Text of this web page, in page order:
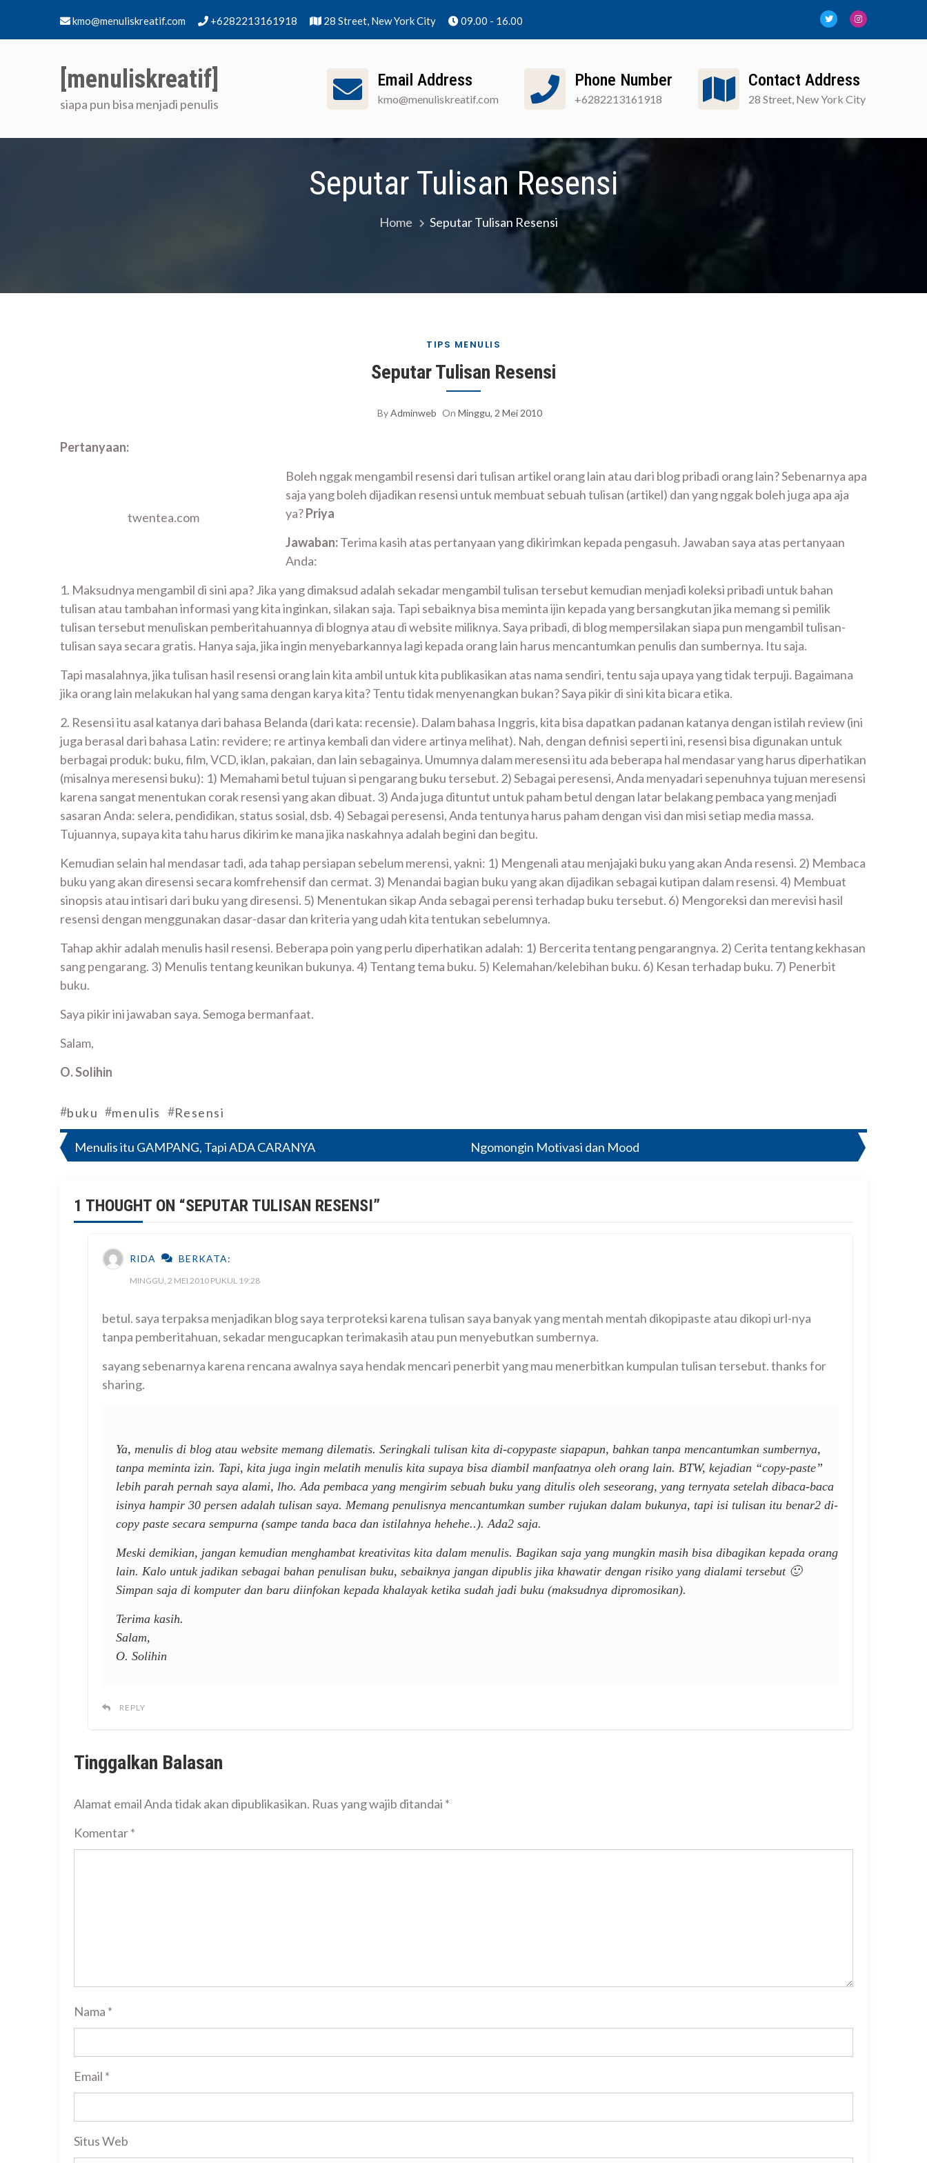
kmo@menuliskreatif.com +6282213161918 28 Street, New York City 09.00 - 16.00
[menuliskreatif]
siapa pun bisa menjadi penulis
Email Address
kmo@menuliskreatif.com
Phone Number
+6282213161918
Contact Address
28 Street, New York City
Seputar Tulisan Resensi
Home Seputar Tulisan Resensi
TIPS MENULIS
Seputar Tulisan Resensi
ByAdminweb On Minggu, 2 Mei 2010
Pertanyaan:
twentea.com
Boleh nggak mengambil resensi dari tulisan artikel orang lain atau dari blog pribadi orang lain? Sebenarnya apa
saja yang boleh dijadikan resensi untuk membuat sebuah tulisan (artikel) dan yang nggak boleh juga apa aja
ya?Priya
Jawaban:Terima kasih atas pertanyaan yang dikirimkan kepada pengasuh. Jawaban saya atas pertanyaan
Anda:
1. Maksudnya mengambil di sini apa? Jika yang dimaksud adalah sekadar mengambil tulisan tersebut kemudian menjadi koleksi pribadi untuk bahan
tulisan atau tambahan informasi yang kita inginkan, silakan saja. Tapi sebaiknya bisa meminta ijin kepada yang bersangkutan jika memang si pemilik
tulisan tersebut menuliskan pemberitahuannya di blognya atau di website miliknya. Saya pribadi, di blog mempersilakan siapa pun mengambil tulisan-
tulisan saya secara gratis. Hanya saja, jika ingin menyebarkannya lagi kepada orang lain harus mencantumkan penulis dan sumbernya. Itu saja.
Tapi masalahnya, jika tulisan hasil resensi orang lain kita ambil untuk kita publikasikan atas nama sendiri, tentu saja upaya yang tidak terpuji. Bagaimana
jika orang lain melakukan hal yang sama dengan karya kita? Tentu tidak menyenangkan bukan? Saya pikir di sini kita bicara etika.
2. Resensi itu asal katanya dari bahasa Belanda (dari kata: recensie). Dalam bahasa Inggris, kita bisa dapatkan padanan katanya dengan istilah review (ini
juga berasal dari bahasa Latin: revidere; re artinya kembali dan videre artinya melihat). Nah, dengan definisi seperti ini, resensi bisa digunakan untuk
berbagai produk: buku, film, VCD, iklan, pakaian, dan lain sebagainya. Umumnya dalam meresensi itu ada beberapa hal mendasar yang harus diperhatikan
(misalnya meresensi buku): 1) Memahami betul tujuan si pengarang buku tersebut. 2) Sebagai peresensi, Anda menyadari sepenuhnya tujuan meresensi
karena sangat menentukan corak resensi yang akan dibuat. 3) Anda juga dituntut untuk paham betul dengan latar belakang pembaca yang menjadi
sasaran Anda: selera, pendidikan, status sosial, dsb. 4) Sebagai peresensi, Anda tentunya harus paham dengan visi dan misi setiap media massa.
Tujuannya, supaya kita tahu harus dikirim ke mana jika naskahnya adalah begini dan begitu.
Kemudian selain hal mendasar tadi, ada tahap persiapan sebelum merensi, yakni: 1) Mengenali atau menjajaki buku yang akan Anda resensi. 2) Membaca
buku yang akan diresensi secara komfrehensif dan cermat. 3) Menandai bagian buku yang akan dijadikan sebagai kutipan dalam resensi. 4) Membuat
sinopsis atau intisari dari buku yang diresensi. 5) Menentukan sikap Anda sebagai perensi terhadap buku tersebut. 6) Mengoreksi dan merevisi hasil
resensi dengan menggunakan dasar-dasar dan kriteria yang udah kita tentukan sebelumnya.
Tahap akhir adalah menulis hasil resensi. Beberapa poin yang perlu diperhatikan adalah: 1) Bercerita tentang pengarangnya. 2) Cerita tentang kekhasan
sang pengarang. 3) Menulis tentang keunikan bukunya. 4) Tentang tema buku. 5) Kelemahan/kelebihan buku. 6) Kesan terhadap buku. 7) Penerbit
buku.
Saya pikir ini jawaban saya. Semoga bermanfaat.
Salam,
O. Solihin
#buku #menulis #Resensi
Navigasi
Menulis itu GAMPANG, Tapi ADA CARANYA Ngomongin Motivasi dan Mood
1 THOUGHT ON “SEPUTAR TULISAN RESENSI”
RIDA BERKATA:
MINGGU, 2 MEI 2010 PUKUL 19:28
betul. saya terpaksa menjadikan blog saya terproteksi karena tulisan saya banyak yang mentah mentah dikopipaste atau dikopi url-nya
tanpa pemberitahuan, sekadar mengucapkan terimakasih atau pun menyebutkan sumbernya.
sayang sebenarnya karena rencana awalnya saya hendak mencari penerbit yang mau menerbitkan kumpulan tulisan tersebut. thanks for
sharing.
Ya, menulis di blog atau website memang dilematis. Seringkali tulisan kita di-copypaste siapapun, bahkan tanpa mencantumkan sumbernya,
tanpa meminta izin. Tapi, kita juga ingin melatih menulis kita supaya bisa diambil manfaatnya oleh orang lain. BTW, kejadian “copy-paste”
lebih parah pernah saya alami, lho. Ada pembaca yang mengirim sebuah buku yang ditulis oleh seseorang, yang ternyata setelah dibaca-baca
isinya hampir 30 persen adalah tulisan saya. Memang penulisnya mencantumkan sumber rujukan dalam bukunya, tapi isi tulisan itu benar2 di-
copy paste secara sempurna (sampe tanda baca dan istilahnya hehehe..). Ada2 saja.
Meski demikian, jangan kemudian menghambat kreativitas kita dalam menulis. Bagikan saja yang mungkin masih bisa dibagikan kepada orang
lain. Kalo untuk jadikan sebagai bahan penulisan buku, sebaiknya jangan dipublis jika khawatir dengan risiko yang dialami tersebut 🙂
Simpan saja di komputer dan baru diinfokan kepada khalayak ketika sudah jadi buku (maksudnya dipromosikan).
Terima kasih.
Salam,
O. Solihin
REPLY
Tinggalkan Balasan
Alamat email Anda tidak akan dipublikasikan. Ruas yang wajib ditandai *
Komentar*
Nama *
Email *
Situs Web